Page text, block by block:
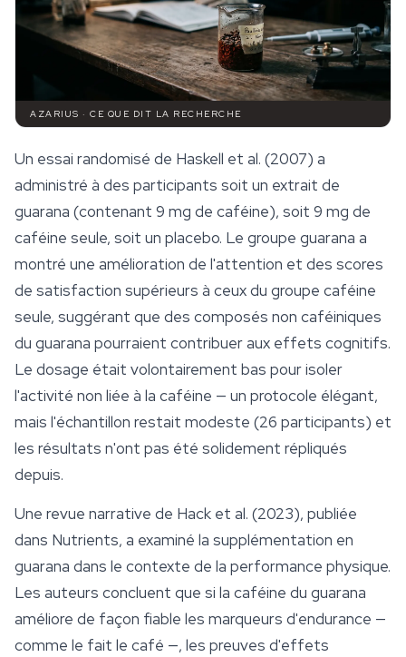
AZARIUS · CE QUE DIT LA RECHERCHE
Un essai randomisé de Haskell et al. (2007) a
administré à des participants soit un extrait de
guarana (contenant 9 mg de caféine), soit 9 mg de
caféine seule, soit un placebo. Le groupe guarana a
montré une amélioration de l'attention et des scores
de satisfaction supérieurs à ceux du groupe caféine
seule, suggérant que des composés non caféiniques
du guarana pourraient contribuer aux effets cognitifs.
Le dosage était volontairement bas pour isoler
l'activité non liée à la caféine — un protocole élégant,
mais l'échantillon restait modeste (26 participants) et
les résultats n'ont pas été solidement répliqués
depuis.
Une revue narrative de Hack et al. (2023), publiée
dans Nutrients, a examiné la supplémentation en
guarana dans le contexte de la performance physique.
Les auteurs concluent que si la caféine du guarana
améliore de façon fiable les marqueurs d'endurance —
comme le fait le café —, les preuves d'effets